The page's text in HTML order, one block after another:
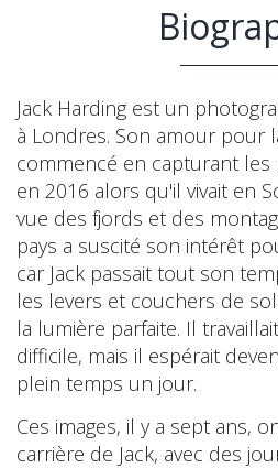
Jack Harding est un
à Londres. Son amour pour
commencé en capturant les
en 2016 alors qu'il vivait en
vue des fjords et des
pays a suscité son intérêt
car Jack passait tout son
les levers et couchers de
la lumière parfaite. Il
difficile, mais il espérait
plein temps un jour.
Ces images, il y a sept ans,
carrière de Jack, avec des